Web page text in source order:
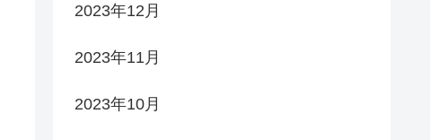
2023年12月
2023年11月
2023年10月